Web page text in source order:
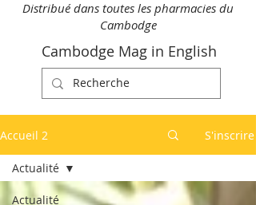
Distribué dans toutes les pharmacies du
Cambodge
Cambodge Mag in English
Accueil 2 S'inscrire
Actualité
Actualité